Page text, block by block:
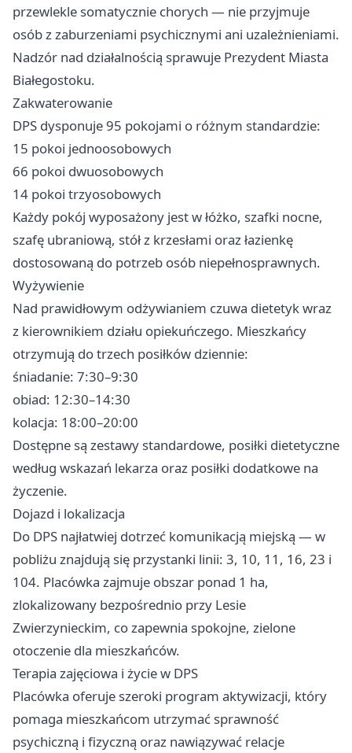
przewlekle somatycznie chorych — nie przyjmuje
osób z zaburzeniami psychicznymi ani uzależnieniami.
Nadzór nad działalnością sprawuje Prezydent Miasta
Białegostoku.
Zakwaterowanie
DPS dysponuje 95 pokojami o różnym standardzie:
15 pokoi jednoosobowych
66 pokoi dwuosobowych
14 pokoi trzyosobowych
Każdy pokój wyposażony jest w łóżko, szafki nocne,
szafę ubraniową, stół z krzesłami oraz łazienkę
dostosowaną do potrzeb osób niepełnosprawnych.
Wyżywienie
Nad prawidłowym odżywianiem czuwa dietetyk wraz
z kierownikiem działu opiekuńczego. Mieszkańcy
otrzymują do trzech posiłków dziennie:
śniadanie: 7:30–9:30
obiad: 12:30–14:30
kolacja: 18:00–20:00
Dostępne są zestawy standardowe, posiłki dietetyczne
według wskazań lekarza oraz posiłki dodatkowe na
życzenie.
Dojazd i lokalizacja
Do DPS najłatwiej dotrzeć komunikacją miejską — w
pobliżu znajdują się przystanki linii: 3, 10, 11, 16, 23 i
104. Placówka zajmuje obszar ponad 1 ha,
zlokalizowany bezpośrednio przy Lesie
Zwierzynieckim, co zapewnia spokojne, zielone
otoczenie dla mieszkańców.
Terapia zajęciowa i życie w DPS
Placówka oferuje szeroki program aktywizacji, który
pomaga mieszkańcom utrzymać sprawność
psychiczną i fizyczną oraz nawiązywać relacje